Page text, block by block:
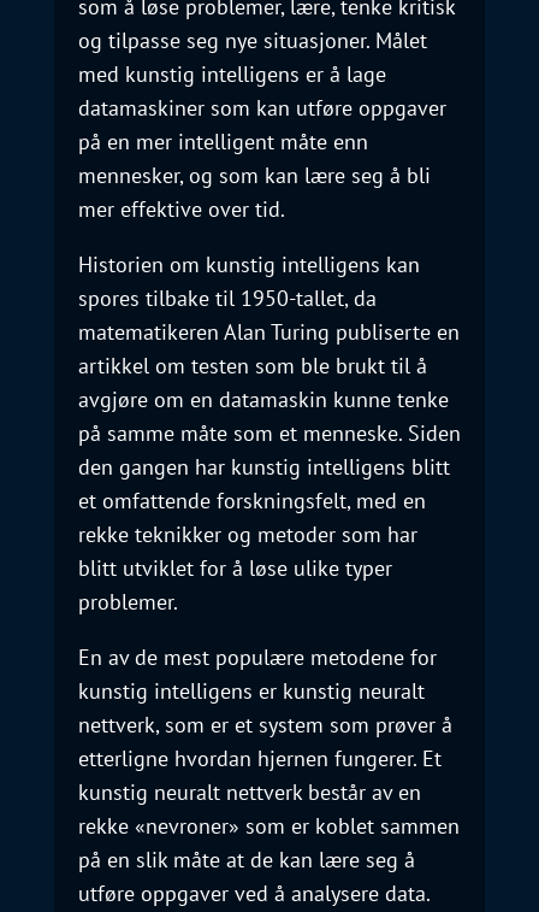
som å løse problemer, lære, tenke kritisk
og tilpasse seg nye situasjoner. Målet
med kunstig intelligens er å lage
datamaskiner som kan utføre oppgaver
på en mer intelligent måte enn
mennesker, og som kan lære seg å bli
mer effektive over tid.
Historien om kunstig intelligens kan
spores tilbake til 1950-tallet, da
matematikeren Alan Turing publiserte en
artikkel om testen som ble brukt til å
avgjøre om en datamaskin kunne tenke
på samme måte som et menneske. Siden
den gangen har kunstig intelligens blitt
et omfattende forskningsfelt, med en
rekke teknikker og metoder som har
blitt utviklet for å løse ulike typer
problemer.
En av de mest populære metodene for
kunstig intelligens er kunstig neuralt
nettverk, som er et system som prøver å
etterligne hvordan hjernen fungerer. Et
kunstig neuralt nettverk består av en
rekke «nevroner» som er koblet sammen
på en slik måte at de kan lære seg å
utføre oppgaver ved å analysere data.